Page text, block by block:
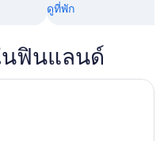
ดูที่พัก
นฟินแลนด์